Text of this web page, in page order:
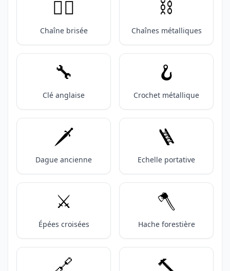
⛓️‍💥
Chaîne brisée
⛓️
Chaînes métalliques
🔧
Clé anglaise
🪝
Crochet métallique
🗡️
Dague ancienne
🪜
Echelle portative
⚔️
Épées croisées
🪓
Hache forestière
🔗 🔨